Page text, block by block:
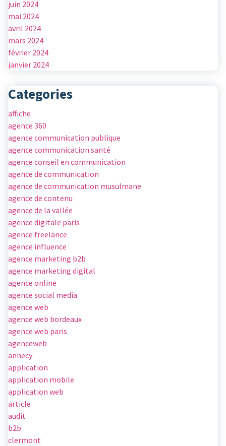
juin 2024
mai 2024
avril 2024
mars 2024
février 2024
janvier 2024
Categories
affiche
agence 360
agence communication publique
agence communication santé
agence conseil en communication
agence de communication
agence de communication musulmane
agence de contenu
agence de la vallée
agence digitale paris
agence freelance
agence influence
agence marketing b2b
agence marketing digital
agence online
agence social media
agence web
agence web bordeaux
agence web paris
agenceweb
annecy
application
application mobile
application web
article
audit
b2b
clermont